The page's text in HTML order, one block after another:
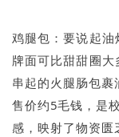
鸡腿包：要说起
牌面可比甜甜圈
串起的火腿肠包
售价约5毛钱，是
感，映射了物资